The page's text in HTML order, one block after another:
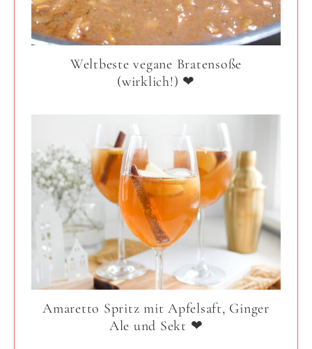
Weltbeste vegane Bratensoße
(wirklich!) ❤
Amaretto Spritz mit Apfelsaft, Ginger
Ale und Sekt ❤